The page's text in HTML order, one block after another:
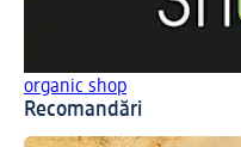
organic shop
Recomandări